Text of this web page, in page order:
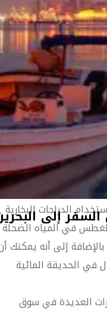
وعشاق التمتع بأشعة
تضم شيئاً مميزاً لكل
أنها معروفة بطيورها
وتمتع بيوم في
الدراجات البخارية
في المياه الضحلة
إلى أنه يمكنك
في الحديقة المائية
العديدة في سوق